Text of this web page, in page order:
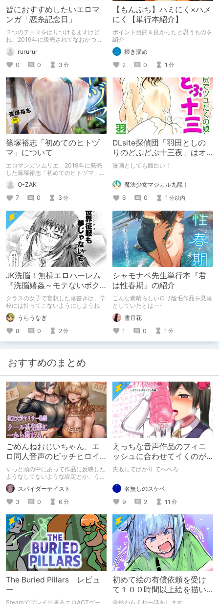
皆におすすめしたいエロマ
ンガ「恋糸記念日」
２つのテーマをはりつけるますけど
ね、2019年に販売されてなおかつク
リスマス系かなといったら一つありま
す。 rururur
0
0 3 分
【もんぷち】ハミにく×ハメ
にく【単行本紹介】
ポイント目的＆良かったと思うものを
紹介
掃き溜め
2
0 1 分
篠塚裕志「初めてのヒトヅ
マ」について
エロマンガソムリエ、2019年に発売
した篠塚裕志「初めてのヒトヅマ」に
O-ZAK
7
0 3 分
DLsite探偵団「羽田としの
りのどぷどぷ十三夜」はオ
トク！
漫画としても面白い！
魔法少女マジカル九龍！
6
0 1 分以内
JK洗脳！無様エロハーレム
『洗脳嬉姦～モテないボク
のモテ性活～』
クラスの女子で妄想した落書きは、学
校には持ってこないようにしようね
うらうなぎ
8
0 2分
シャモナベ先生単行本『君
は性春期』の紹介
こんな素晴らしいロリ陰毛作品を見落
としていたとは･･･
雪月花
1
0 1 分
おすすめのまとめ
ごめんねおじいちゃん、エ
ロ同人音声のビッチヒロイ
ンに名前使って～過去作品
コンセプトを思い出そう～
ずっと頭の中にあって作品に反映した
ようなしてないような設定とか、うち
のヒロイン達の名づけの法則とかを頭
の中の映●研の金●さんに「そこにあ
っちゃいけねえんだよ」といわれたの
でとりあえず垂れ流します。
スパイダーテイスト
3
0 6 分
えっちな音声作品のフィニ
ッシュに合わせてイくのが
下手すぎる【失敗した話】
失敗してばかり てへぺろ
名無しのスケベ
9
2 11 分
The Buried Pillars レビュ
ー
Steamでプレイ出来るエロACTゲー
初めて絵の有償依頼を受け
て１００時間以上絵を描い
た話
全然わらえねー話をします